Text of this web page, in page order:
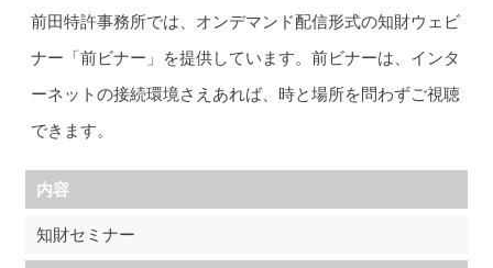
前田特許事務所では、オンデマンド配信形式の知財ウェビ
ナー「前ビナー」を提供しています。前ビナーは、インタ
ーネットの接続環境さえあれば、時と場所を問わずご視聴
できます。
内容
知財セミナー